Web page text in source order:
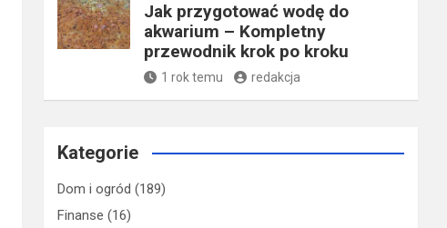
Jak przygotować wodę do
akwarium – Kompletny
przewodnik krok po kroku
1 rok temu redakcja
Kategorie
Dom i ogród (189)
Finanse (16)